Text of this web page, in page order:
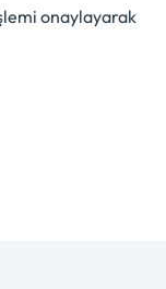
onaylayarak